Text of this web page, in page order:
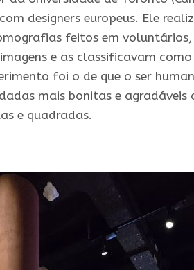
designers europeus. Ele
feitos em voluntários,
e as classificavam como
foi o de que o ser
mais bonitas e agradáveis
e quadradas.